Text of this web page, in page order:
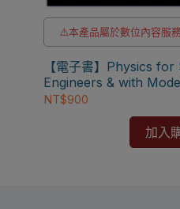
⚠️本產品屬於數位內容服
退
⚠️本產品為台灣優惠價格
⚠️電子書僅限台灣境內
【電子書】Physics
Engineers & with
[Serway]
NT$900
加入